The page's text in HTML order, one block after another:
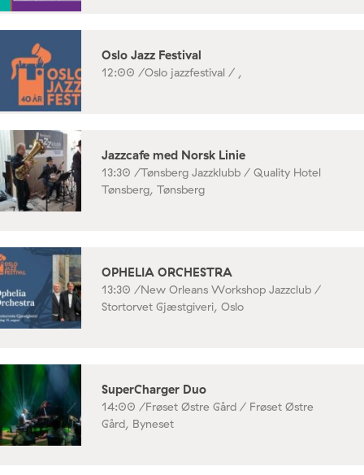
Oslo Jazz Festival
12:00 /Oslo jazzfestival / ,
Jazzcafe med Norsk Linie
13:30 /Tønsberg Jazzklubb / Quality Hotel
Tønsberg, Tønsberg
OPHELIA ORCHESTRA
13:30 /New Orleans Workshop Jazzclub /
Stortorvet Gjæstgiveri, Oslo
SuperCharger Duo
14:00 /Frøset Østre Gård / Frøset Østre
Gård, Byneset